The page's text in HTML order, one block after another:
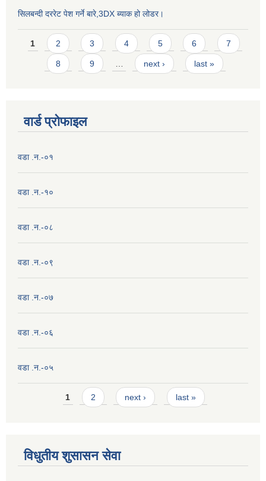
सिलबन्दी दररेट पेश गर्ने बारे,3DX ब्याक हो लोडर।
Pages
1 2 3 4 5 6 7
8 9 next › last »
वार्ड प्राेफाइल
वडा .न.-०१
वडा .न.-१०
वडा .न.-०८
वडा .न.-०९
वडा .न.-०७
वडा .न.-०६
वडा .न.-०५
Pages1 2 next › last »
विधुतीय शुसासन सेवा